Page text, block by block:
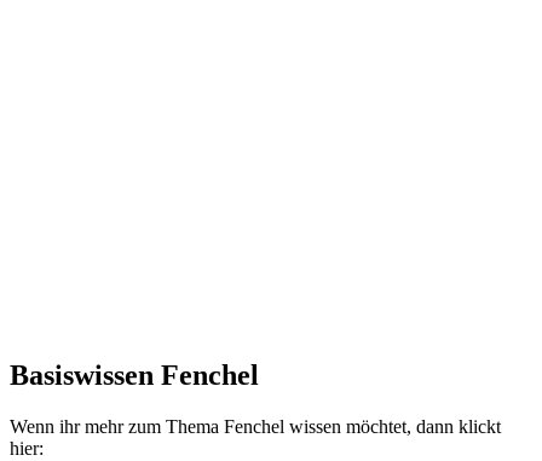
Basiswissen Fenchel
Wenn ihr mehr zum Thema Fenchel wissen möchtet, dann klickt
hier: